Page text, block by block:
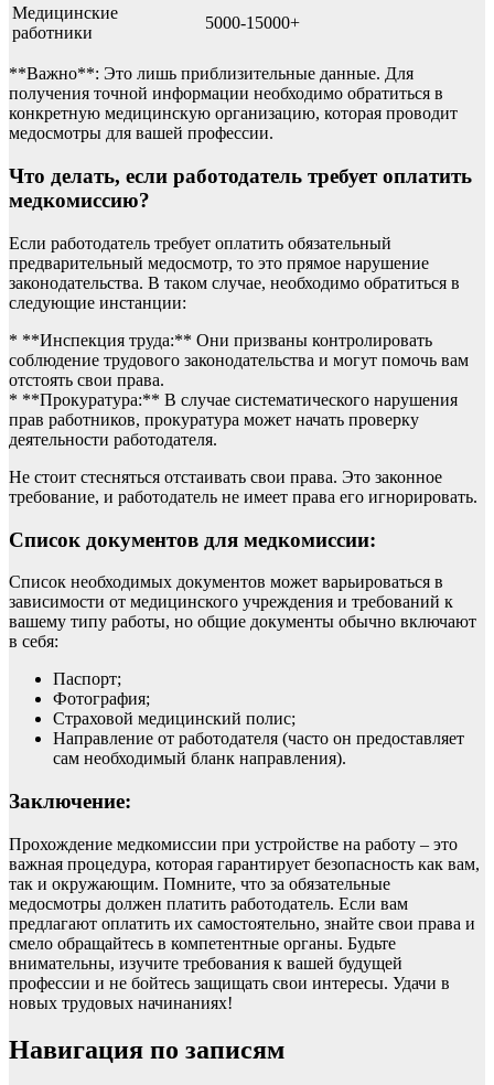
Медицинские
работники
5000-15000+
**Важно**: Это лишь приблизительные данные. Для
получения точной информации необходимо обратиться в
конкретную медицинскую организацию, которая проводит
медосмотры для вашей профессии.
Что делать, если работодатель требует оплатить
медкомиссию?
Если работодатель требует оплатить обязательный
предварительный медосмотр, то это прямое нарушение
законодательства. В таком случае, необходимо обратиться в
следующие инстанции:
* **Инспекция труда:** Они призваны контролировать
соблюдение трудового законодательства и могут помочь вам
отстоять свои права.
* **Прокуратура:** В случае систематического нарушения
прав работников, прокуратура может начать проверку
деятельности работодателя.
Не стоит стесняться отстаивать свои права. Это законное
требование, и работодатель не имеет права его игнорировать.
Список документов для медкомиссии:
Список необходимых документов может варьироваться в
зависимости от медицинского учреждения и требований к
вашему типу работы, но общие документы обычно включают
в себя:
Паспорт;
Фотография;
Страховой медицинский полис;
Направление от работодателя (часто он предоставляет
сам необходимый бланк направления).
Заключение:
Прохождение медкомиссии при устройстве на работу – это
важная процедура, которая гарантирует безопасность как вам,
так и окружающим. Помните, что за обязательные
медосмотры должен платить работодатель. Если вам
предлагают оплатить их самостоятельно, знайте свои права и
смело обращайтесь в компетентные органы. Будьте
внимательны, изучите требования к вашей будущей
профессии и не бойтесь защищать свои интересы. Удачи в
новых трудовых начинаниях!
Навигация по записям